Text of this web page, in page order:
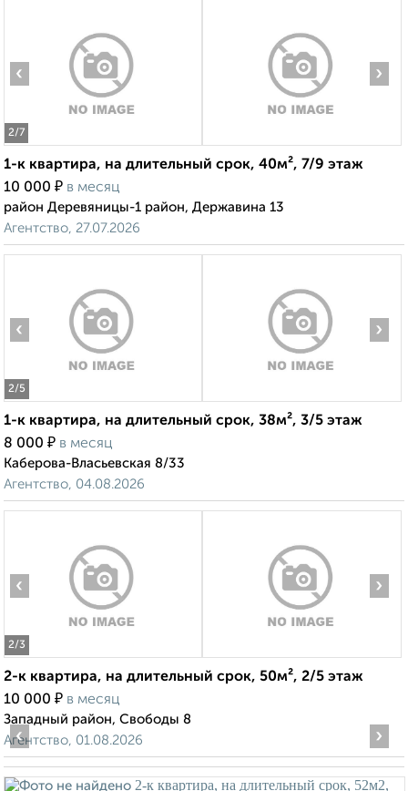
2/7
‹ ›
1-к квартира, на длительный срок, 40м², 7/9 этаж
10 000 ₽ в месяц
район Деревяницы-1 район, Державина 13
Агентство, 27.07.2026
2/5
‹ ›
1-к квартира, на длительный срок, 38м², 3/5 этаж
8 000 ₽ в месяц
Каберова-Власьевская 8/33
Агентство, 04.08.2026
2/3
‹ ›
2-к квартира, на длительный срок, 50м², 2/5 этаж
10 000 ₽ в месяц
Западный район, Свободы 8
Агентство, 01.08.2026
‹ ›